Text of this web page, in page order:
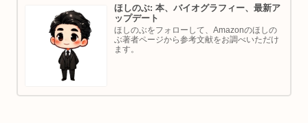
ほしのぶ: 本、バイオグラフィー、最新ア
ップデート
ほしのぶをフォローして、Amazonのほしの
ぶ著者ページから参考文献をお調べいただけ
ます。